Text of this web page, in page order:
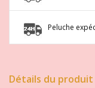
Peluche
Détails du produit